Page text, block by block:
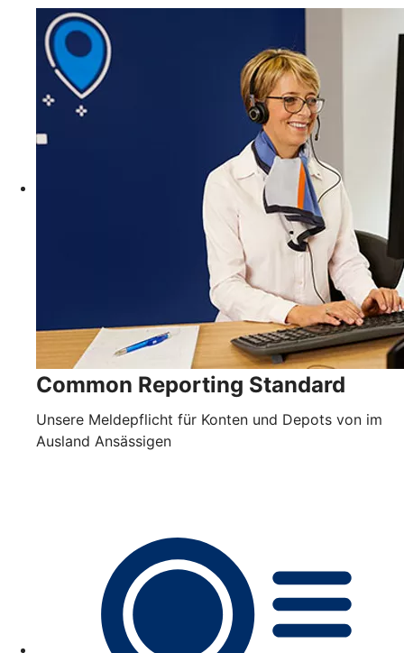
Common Reporting Standard
Unsere Meldepflicht für Konten und Depots von im
Ausland Ansässigen